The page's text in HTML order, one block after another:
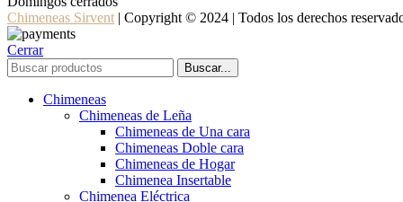
Chimeneas Sirvent| Copyright © 2024 | Todos los derechos
Cerrar
Buscar...
Chimeneas
Chimeneas de Leña
Chimeneas de Una cara
Chimeneas Doble cara
Chimeneas de Hogar
Chimenea Insertable
Chimenea Eléctrica